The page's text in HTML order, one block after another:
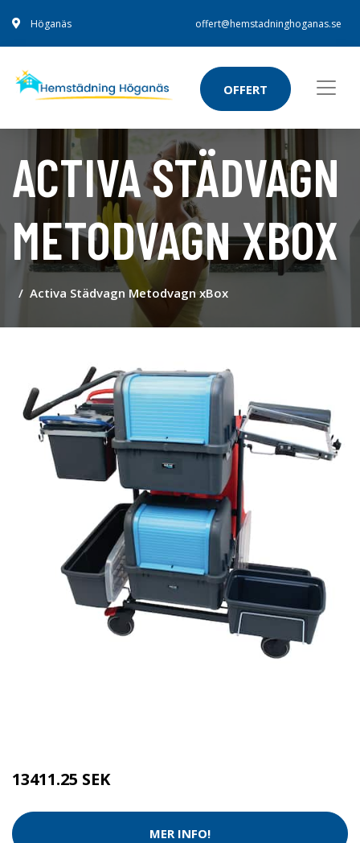
Höganäs offert@hemstadninghoganas.se
OFFERT
ACTIVA STÄDVAGN
METODVAGN XBOX
Activa Städvagn Metodvagn xBox
13411.25 SEK
MER INFO!